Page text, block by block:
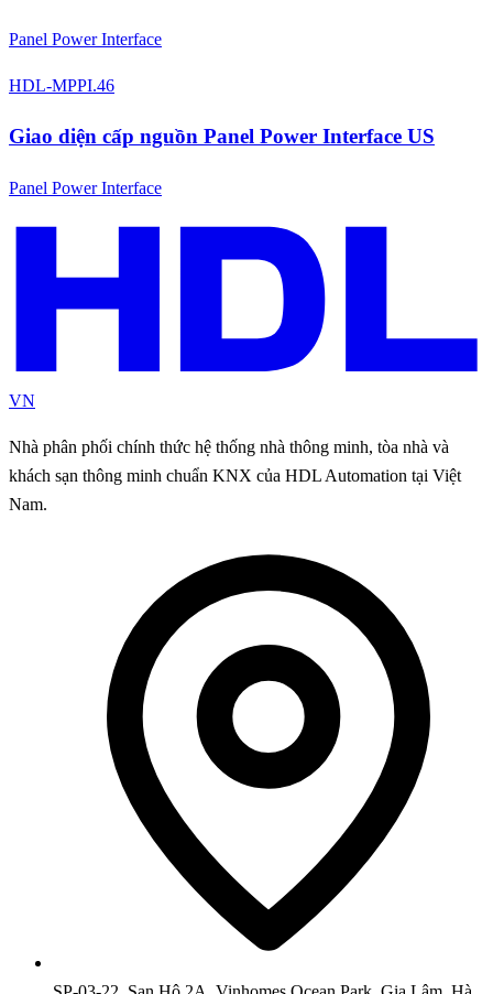
Panel Power Interface
HDL-MPPI.46
Giao diện cấp nguồn Panel Power Interface US
Panel Power Interface
VN
Nhà phân phối chính thức hệ thống nhà thông minh, tòa nhà và
khách sạn thông minh chuẩn KNX của HDL Automation tại Việt
Nam.